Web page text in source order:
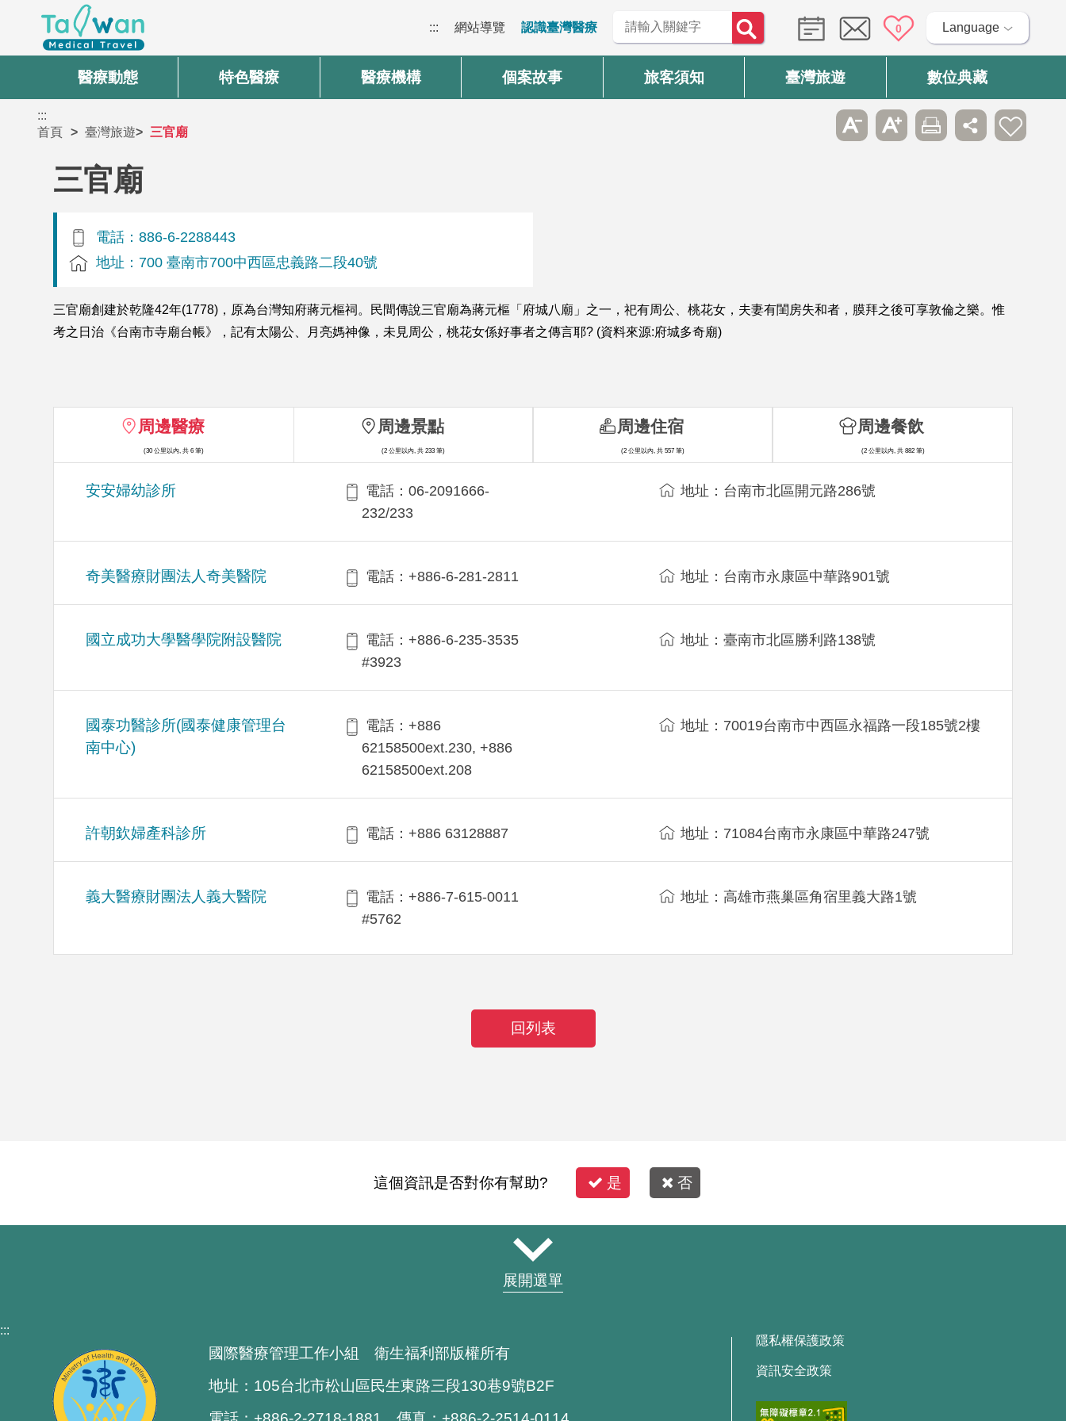
::: 網站導覽 認識臺灣醫療 0 Language
醫療動態 特色醫療 醫療機構 個案故事 旅客須知 臺灣旅遊 數位典藏
:::
首頁
臺灣旅遊 三官廟
三官廟
電話：886-6-2288443
地址：700 臺南市700中西區忠義路二段40號
三官廟創建於乾隆42年(1778)，原為台灣知府蔣元樞祠。民間傳說三官廟為蔣元樞「府城八廟」之一，祀有周公、桃花女，夫妻有閨房失和者，膜拜之後可享敦倫之樂。惟
考之日治《台南市寺廟台帳》，記有太陽公、月亮媽神像，未見周公，桃花女係好事者之傳言耶? (資料來源:府城多奇廟)
周邊醫療
(30 公里以內, 共 6 筆)
安安婦幼診所
電話：06-2091666-
232/233
地址：台南市北區開元路286號
奇美醫療財團法人奇美醫院 電話：+886-6-281-2811 地址：台南市永康區中華路901號
國立成功大學醫學院附設醫院
電話：+886-6-235-3535
#3923
地址：臺南市北區勝利路138號
國泰功醫診所(國泰健康管理台
南中心)
電話：+886
62158500ext.230, +886
62158500ext.208
地址：70019台南市中西區永福路一段185號2樓
許朝欽婦產科診所 電話：+886 63128887 地址：71084台南市永康區中華路247號
義大醫療財團法人義大醫院
電話：+886-7-615-0011
#5762
地址：高雄市燕巢區角宿里義大路1號
周邊景點
(2 公里以內, 共 233 筆)
周邊住宿
(2 公里以內, 共 557 筆)
周邊餐飲
(2 公里以內, 共 882 筆)
回列表
這個資訊是否對你有幫助? 是 否
展開選單
:::
國際醫療管理工作小組 衛生福利部版權所有
地址：105台北市松山區民生東路三段130巷9號B2F
隱私權保護政策
資訊安全政策